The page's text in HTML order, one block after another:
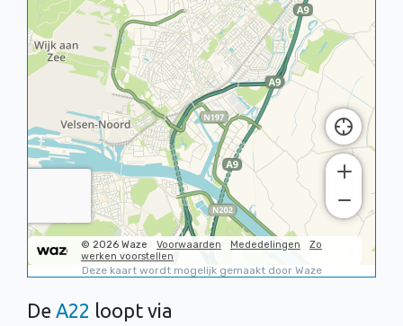
De A22 loopt via